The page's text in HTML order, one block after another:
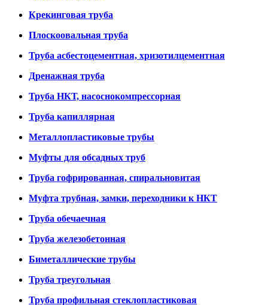
Крекинговая труба
Плоскоовальная труба
Труба асбестоцементная, хризотилцементная
Дренажная труба
Труба НКТ, насоснокомпрессорная
Труба капиллярная
Металлопластиковые трубы
Муфты для обсадных труб
Труба гофрированная, спиральновитая
Муфта трубная, замки, переходники к НКТ
Труба обечаечная
Труба железобетонная
Биметаллические трубы
Труба треугольная
Труба профильная стеклопластиковая